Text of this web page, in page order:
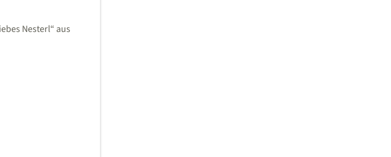
Nesterl“ aus